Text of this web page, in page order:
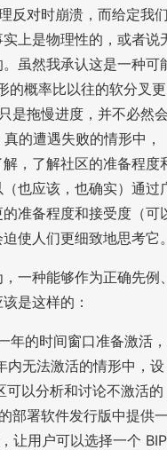
反对时崩溃，而给定我
上是物理性的，或者说
虽然我承认这是一种可
的概率比以往的软分叉更
是拖慢进度，并不必然
的遭遇失败的情形中，
，了解社区的准备程度
也应该，也确实）通过
准备程度和接受度（可
使人们更细致地思考它
一种能够作为正确先例
是这样的：
年的时间窗口准备激活，
无法激活的情形中，设
以分析和讨论不激活的
部署软件发行版中提供
让用户可以选择一个 BIP